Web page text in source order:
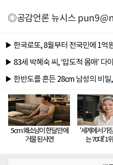
◎공감언론 뉴시스